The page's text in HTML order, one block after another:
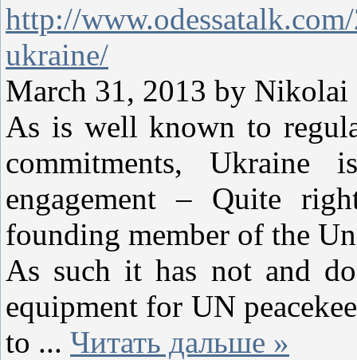
http://
ukraine/
March 31, 2013 by
As is well known to
commitments,
engagement – Quite
founding member of the
As such it has not and
equipment for UN
to ... Читать дальше »